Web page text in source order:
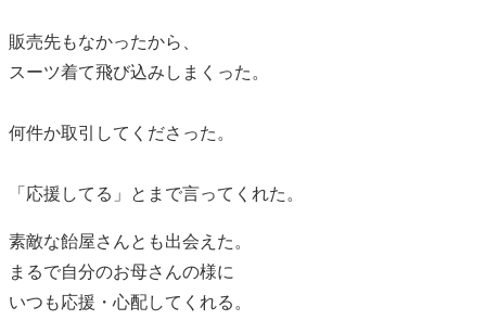
販売先もなかったから、
スーツ着て飛び込みしまくった。
何件か取引してくださった。
「応援してる」とまで言ってくれた。
素敵な飴屋さんとも出会えた。
まるで自分のお母さんの様に
いつも応援・心配してくれる。